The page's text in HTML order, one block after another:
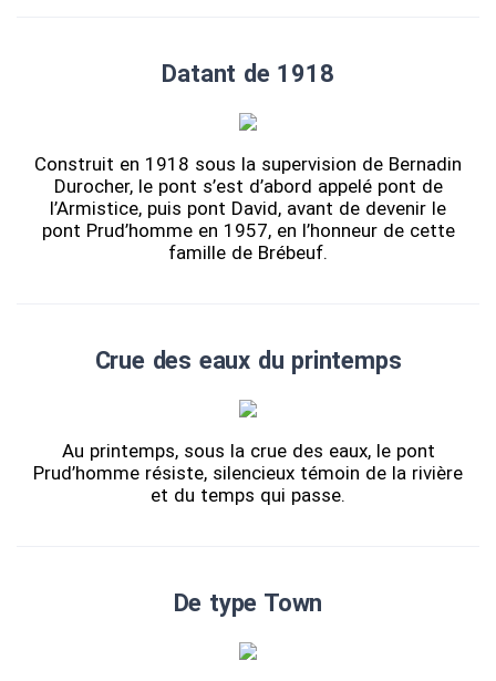
Datant de 1918
Construit en 1918 sous la supervision de Bernadin
Durocher, le pont s’est d’abord appelé pont de
l’Armistice, puis pont David, avant de devenir le
pont Prud’homme en 1957, en l’honneur de cette
famille de Brébeuf.
Crue des eaux du printemps
Au printemps, sous la crue des eaux, le pont
Prud’homme résiste, silencieux témoin de la rivière
et du temps qui passe.
De type Town